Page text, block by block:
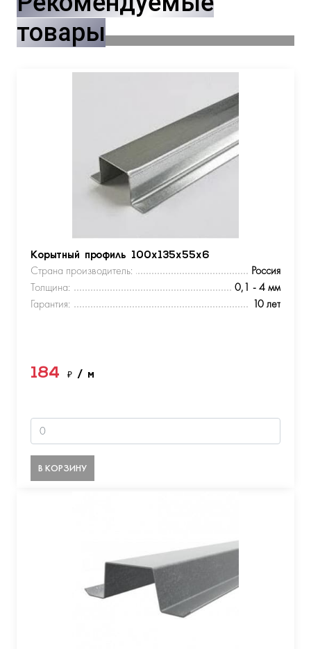
товары
Корытный профиль 100х135х55х6
Страна производитель:
Россия
Толщина:
0,1 - 4 мм
Гарантия:
10 лет
184 ₽ / м
В КОРЗИНУ